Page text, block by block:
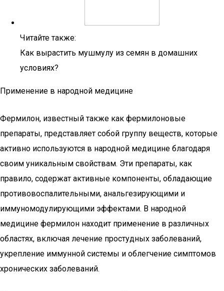
Читайте также:
Как вырастить мушмулу из семян в домашних
условиях?
Применение в народной медицине
Фермилон, известный также как фермилоновые
препараты, представляет собой группу веществ, которые
активно используются в народной медицине благодаря
своим уникальным свойствам. Эти препараты, как
правило, содержат активные компоненты, обладающие
противовоспалительными, анальгезирующими и
иммуномодулирующими эффектами. В народной
медицине фермилон находит применение в различных
областях, включая лечение простудных заболеваний,
укрепление иммунной системы и облегчение симптомов
хронических заболеваний.